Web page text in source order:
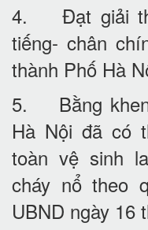
4. Đạt giải
tiếng- chân
thành Phố Hà
5. Bằng khen
Hà Nội đã có
toàn vệ sinh
cháy nổ theo
UBND ngày 16